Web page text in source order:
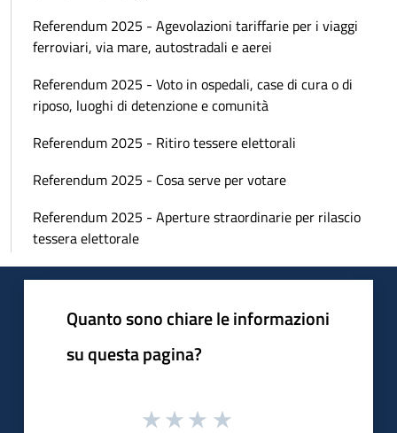
Referendum 2025 - Agevolazioni tariffarie per i viaggi
ferroviari, via mare, autostradali e aerei
Referendum 2025 - Voto in ospedali, case di cura o di
riposo, luoghi di detenzione e comunità
Referendum 2025 - Ritiro tessere elettorali
Referendum 2025 - Cosa serve per votare
Referendum 2025 - Aperture straordinarie per rilascio
tessera elettorale
Quanto sono chiare le informazioni
su questa pagina?